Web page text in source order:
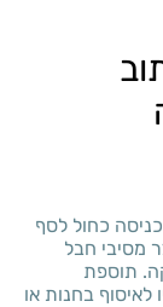
ש”ח) – שטיח כניסה כחול לסף
מסיבי חבל
תוספת
בחנות או